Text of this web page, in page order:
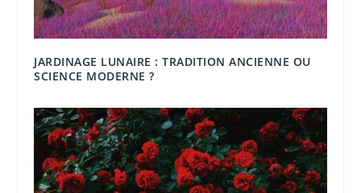
JARDINAGE LUNAIRE : TRADITION ANCIENNE OU
SCIENCE MODERNE ?